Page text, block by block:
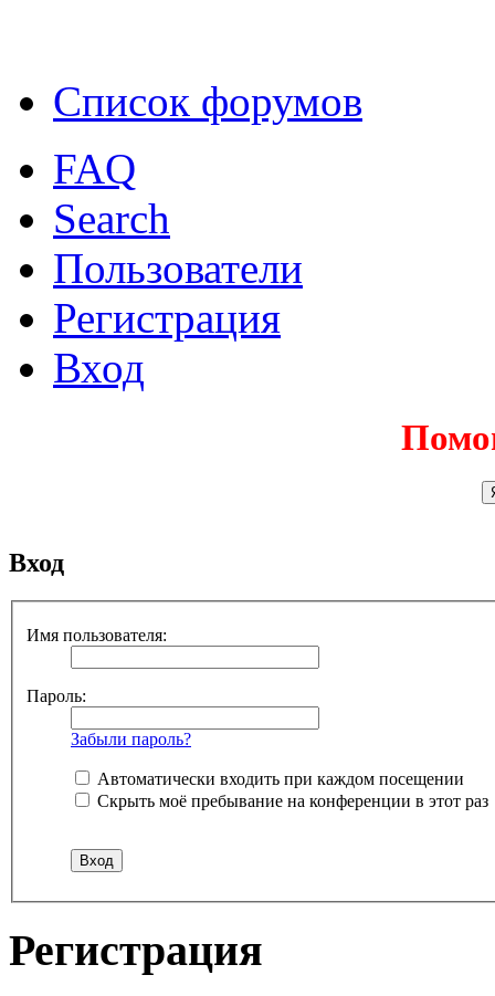
Список форумов
FAQ
Search
Пользователи
Регистрация
Вход
Вход
Имя пользователя:
Пароль:
Забыли пароль?
Автоматически входить при каждом посещении
Скрыть моё пребывание на конференции в этот раз
Регистрация